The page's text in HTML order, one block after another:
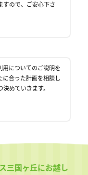
すので、ご安心下さ
用についてのご説明を
に合った計画を相談し
めていきます。
三国ヶ丘にお越し